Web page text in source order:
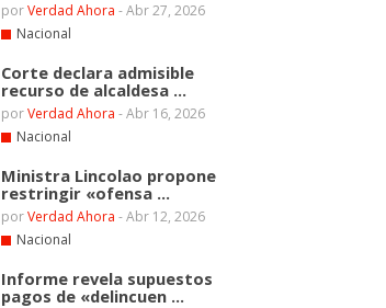
porVerdad Ahora -Abr 27, 2026
Nacional
Corte declara admisible
recurso de alcaldesa ...
porVerdad Ahora -Abr 16, 2026
Nacional
Ministra Lincolao propone
restringir «ofensa ...
porVerdad Ahora -Abr 12, 2026
Nacional
Informe revela supuestos
pagos de «delincuen ...